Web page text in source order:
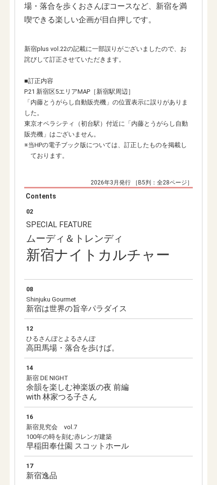
場・落合を歩くおさんぽコースなど、新宿を満
喫できる楽しい企画が目白押しです。
新宿plus vol.22の記載に一部誤りがございましたので、お
詫びして訂正させていただきます。
■訂正内容
P.21 新宿区5エリアMAP［新宿駅周辺］
「内藤とうがらし自動販売機」の位置表示に誤りがありま
した。
東京オペラシティ（初台駅）付近に「内藤とうがらし自動
販売機」はございません。
※当HPの電子ブック版については、訂正したものを掲載し
ております。
2026年3月発行 ［B5判：全28ページ］
Contents
02
SPECIAL FEATURE
ムーディ＆トレンディ
新宿ナイトカルチャー
08
Shinjuku Gourmet
新宿は世界の旨辛パラダイス
12
ひるさんぽとよるさんぽ
高田馬場・落合を歩けば。
14
新宿 DE NIGHT
余韻を楽しむ神楽坂の夜 前編
with 林家つる子さん
16
新宿見究会 vol.7
100年の時を刻む赤レンガ建築
早稲田奉仕園 スコットホール
17
新宿逸品